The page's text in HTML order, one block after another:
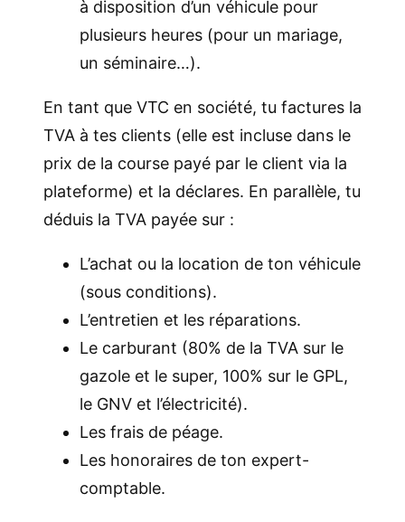
à disposition d’un véhicule pour
plusieurs heures (pour un mariage,
un séminaire…).
En tant que VTC en société, tu factures la
TVA à tes clients (elle est incluse dans le
prix de la course payé par le client via la
plateforme) et la déclares. En parallèle, tu
déduis la TVA payée sur :
L’achat ou la location de ton véhicule
(sous conditions).
L’entretien et les réparations.
Le carburant (80% de la TVA sur le
gazole et le super, 100% sur le GPL,
le GNV et l’électricité).
Les frais de péage.
Les honoraires de ton expert-
comptable.